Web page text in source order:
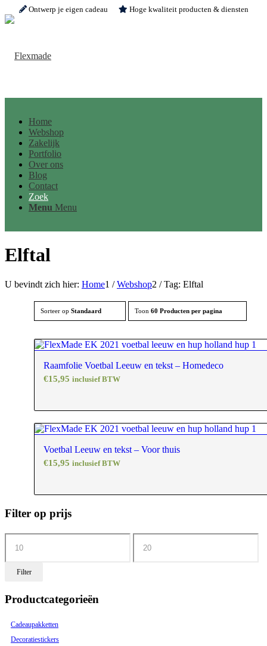
Ontwerp je eigen cadeau Hoge kwaliteit producten & diensten
Home
Webshop
Zakelijk
Portfolio
Over ons
Blog
Contact
Zoek
Menu Menu
Elftal
U bevindt zich hier: Home1 / Webshop2 / Tag: Elftal
Sorteer op Standaard Toon 60 Producten per pagina
Raamfolie Voetbal Leeuw en tekst – Homedeco
€15,95 inclusief BTW
Voetbal Leeuw en tekst – Voor thuis
€15,95 inclusief BTW
Filter op prijs
Filter
Productcategorieën
Cadeaupakketten
Decoratiestickers